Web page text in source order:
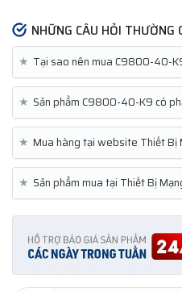
NHỮNG CÂU HỎI THƯỜNG
★ Tại sao nên mua C9800-40-
★ Sản phẩm C9800-40-K9 có
★ Mua hàng tại website Thiết Bị
★ Sản phẩm mua tại Thiết Bị